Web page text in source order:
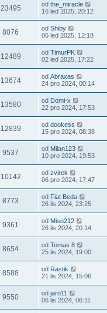
23495 od the_miracle
16 led 2025, 20:12
8076 od Shiby
06 led 2025, 12:18
12489 od TimurPK
02 led 2025, 17:22
13674 od Abraxas
24 pro 2024, 00:14
13580 od Domi-x
22 pro 2024, 17:53
12839 od dookess
15 pro 2024, 08:38
9537 od Milan123
10 pro 2024, 19:53
10142 od zvirek
06 pro 2024, 17:47
8773 od Fiat Beda
26 lis 2024, 23:25
9361 od Miso212
26 lis 2024, 20:14
8654 od Tomas 8
25 lis 2024, 19:00
8588 od Rastik
21 lis 2024, 15:06
9550 od jaro11
06 lis 2024, 06:11